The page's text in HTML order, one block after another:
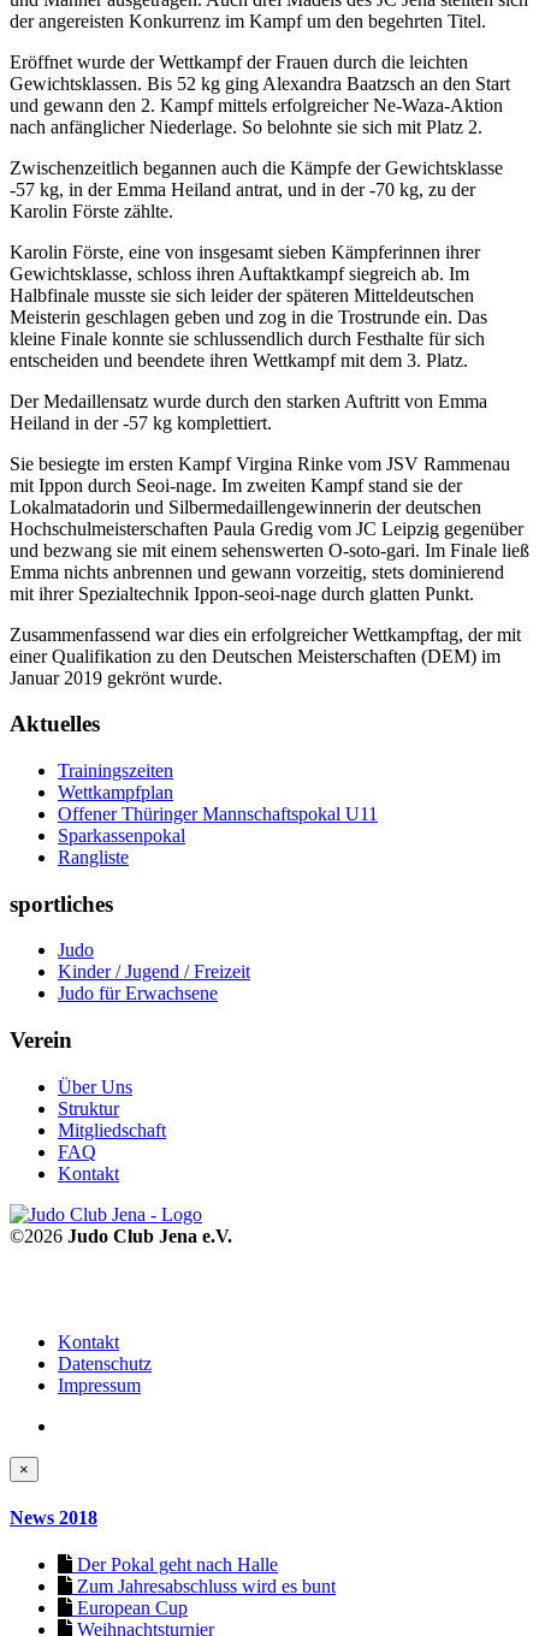
der angereisten Konkurrenz im Kampf um den begehrten Titel.
Eröffnet wurde der Wettkampf der Frauen durch die leichten
Gewichtsklassen. Bis 52 kg ging Alexandra Baatzsch an den Start
und gewann den 2. Kampf mittels erfolgreicher Ne-Waza-Aktion
nach anfänglicher Niederlage. So belohnte sie sich mit Platz 2.
Zwischenzeitlich begannen auch die Kämpfe der Gewichtsklasse
-57 kg, in der Emma Heiland antrat, und in der -70 kg, zu der
Karolin Förste zählte.
Karolin Förste, eine von insgesamt sieben Kämpferinnen ihrer
Gewichtsklasse, schloss ihren Auftaktkampf siegreich ab. Im
Halbfinale musste sie sich leider der späteren Mitteldeutschen
Meisterin geschlagen geben und zog in die Trostrunde ein. Das
kleine Finale konnte sie schlussendlich durch Festhalte für sich
entscheiden und beendete ihren Wettkampf mit dem 3. Platz.
Der Medaillensatz wurde durch den starken Auftritt von Emma
Heiland in der -57 kg komplettiert.
Sie besiegte im ersten Kampf Virgina Rinke vom JSV Rammenau
mit Ippon durch Seoi-nage. Im zweiten Kampf stand sie der
Lokalmatadorin und Silbermedaillengewinnerin der deutschen
Hochschulmeisterschaften Paula Gredig vom JC Leipzig gegenüber
und bezwang sie mit einem sehenswerten O-soto-gari. Im Finale ließ
Emma nichts anbrennen und gewann vorzeitig, stets dominierend
mit ihrer Spezialtechnik Ippon-seoi-nage durch glatten Punkt.
Zusammenfassend war dies ein erfolgreicher Wettkampftag, der mit
einer Qualifikation zu den Deutschen Meisterschaften (DEM) im
Januar 2019 gekrönt wurde.
Aktuelles
Trainingszeiten
Wettkampfplan
Offener Thüringer Mannschaftspokal U11
Sparkassenpokal
Rangliste
sportliches
Judo
Kinder / Jugend / Freizeit
Judo für Erwachsene
Verein
Über Uns
Struktur
Mitgliedschaft
FAQ
Kontakt
©2026 Judo Club Jena e.V.
Kontakt
Datenschutz
Impressum
×
News 2018
Der Pokal geht nach Halle
Zum Jahresabschluss wird es bunt
European Cup
Weihnachtsturnier